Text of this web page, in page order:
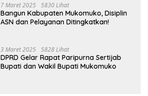
7 Maret 2025 5830 Lihat
Bangun Kabupaten Mukomuko, Disiplin
ASN dan Pelayanan Ditingkatkan!
3 Maret 2025 5828 Lihat
DPRD Gelar Rapat Paripurna Sertijab
Bupati dan Wakil Bupati Mukomuko